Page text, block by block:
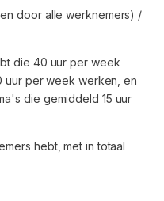
door alle werknemers) /
die 40 uur per week
uur per week werken, en
die gemiddeld 15 uur
hebt, met in totaal